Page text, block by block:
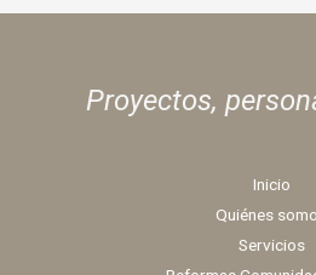
Proyectos,
Inicio
Quiénes
Servicios